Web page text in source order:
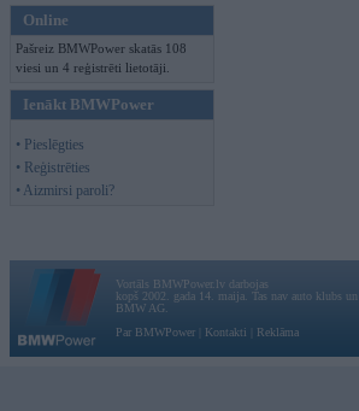
Online
Pašreiz BMWPower skatās 108
viesi un 4 reģistrēti lietotāji.
Ienākt BMWPower
• Pieslēgties
• Reģistrēties
• Aizmirsi paroli?
Vortāls BMWPower.lv darbojas
kopš 2002. gada 14. maija. Tas nav auto klubs
BMW AG.
Par BMWPower
Kontakti Reklāma